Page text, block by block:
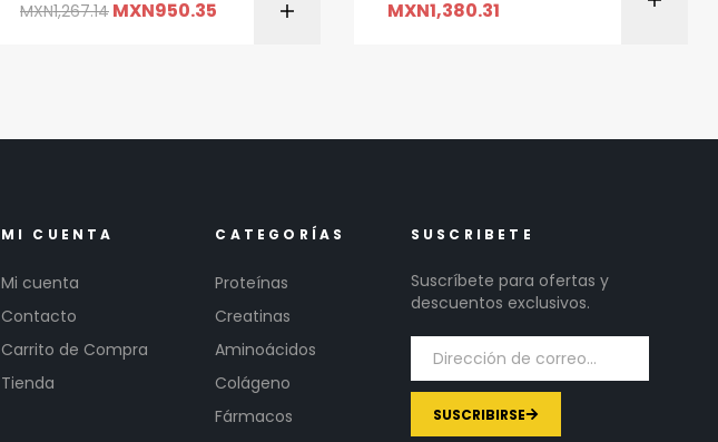
AÑADIR AL CARRITO
MXN1,267.14 MXN950.35 AÑADIR AL CARRITO
MXN1,380.31
MI CUENTA
Mi cuenta
Contacto
Carrito de Compra
Tienda
CATEGORÍAS
Proteínas
Creatinas
Aminoácidos
Colágeno
Fármacos
SUSCRIBETE
Suscríbete para ofertas y
descuentos exclusivos.
SUSCRIBIRSE